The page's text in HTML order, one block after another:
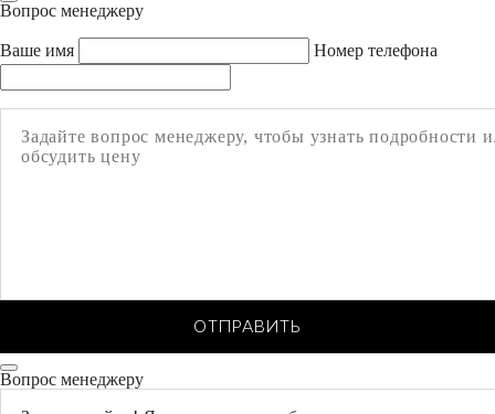
Вопрос менеджеру
Ваше имя Номер телефона
ОТПРАВИТЬ
Вопрос менеджеру